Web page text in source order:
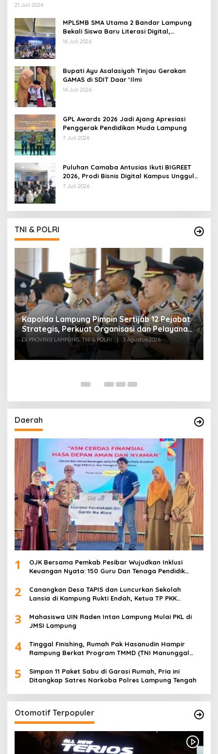
21 Juli 2026
MPLSMB SMA Utama 2 Bandar Lampung
Bekali Siswa Baru Literasi Digital,
Jurnalistik, dan Etika Bermedia Sosial
16 Juli 2026
Bupati Ayu Asalasiyah Tinjau Gerakan
GAMAS di SDIT Daar ‘Ilmi
14 Juli 2026
GPL Awards 2026 Jadi Ajang Apresiasi
Penggerak Pendidikan Muda Lampung
7 Juli 2026
Puluhan Camaba Antusias Ikuti BIGREET
2026, Prodi Bisnis Digital Kampus Unggul
IIB Darmajaya Hadirkan Deretan
7 Juli 2026
TNI & POLRI
Kapolda Lampung Pimpin Sertijab 12 Pejabat
Strategis, Perkuat Organisasi dan Pelayanan
Polri Presisi
Di PROVINSI LAMPUNG, TNI & POLRI 3 Agustus 2026
Daerah
1
OJK Bersama Pemkab Pesibar Wujudkan Inklusi
Keuangan Nyata: 150 Guru Dan Tenaga Pendidik
2
Canangkan Desa TAPIS dan Luncurkan Sekolah
Lansia di Kampung Rukti Endah, Ketua TP PKK
Desa
3
Mahasiswa UIN Raden Intan Lampung Mulai PKL di
JMSI Lampung
4
Tinggal Finishing, Rumah Pak Hasanudin Hampir
Rampung Berkat Program TMMD (TNI Manunggal
5
Simpan 11 Paket Sabu di Garasi Rumah, Pria ini
Ditangkap Satres Narkoba Polres Lampung Tengah
Otomotif Terpopuler